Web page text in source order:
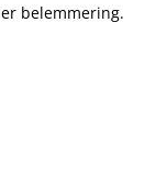
belemmering.